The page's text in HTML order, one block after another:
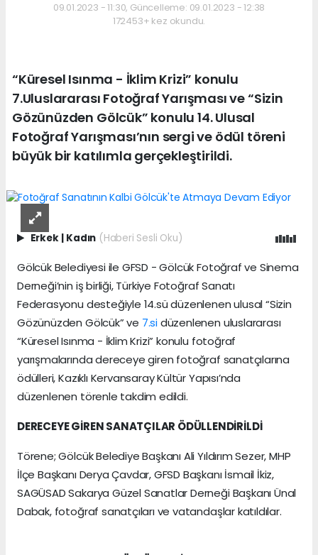
09.01.2023 - 11:30, Güncelleme: 09.01.2023 - 12:38
172453+ kez okundu.
“Küresel Isınma - İklim Krizi” konulu
7.Uluslararası Fotoğraf Yarışması ve “Sizin
Gözünüzden Gölcük” konulu 14. Ulusal
Fotoğraf Yarışması’nın sergi ve ödül töreni
büyük bir katılımla gerçekleştirildi.
Erkek | Kadın (Haberi Sesli Oku)
Gölcük Belediyesi ile GFSD - Gölcük Fotoğraf ve Sinema
Derneği’nin iş birliği, Türkiye Fotoğraf Sanatı
Federasyonu desteğiyle 14.sü düzenlenen ulusal “Sizin
Gözünüzden Gölcük” ve 7.sidüzenlenen uluslararası
“Küresel Isınma - İklim Krizi” konulu fotoğraf
yarışmalarında dereceye giren fotoğraf sanatçılarına
ödülleri, Kazıklı Kervansaray Kültür Yapısı’nda
düzenlenen törenle takdim edildi.
DERECEYE GİREN SANATÇILAR ÖDÜLLENDİRİLDİ
Törene; Gölcük Belediye Başkanı Ali Yıldırım Sezer, MHP
İlçe Başkanı Derya Çavdar, GFSD Başkanı İsmail İkiz,
SAGÜSAD Sakarya Güzel Sanatlar Derneği Başkanı Ünal
Dabak, fotoğraf sanatçıları ve vatandaşlar katıldılar.